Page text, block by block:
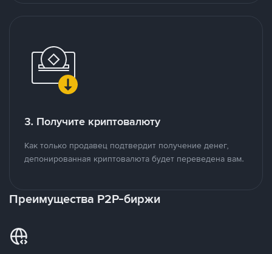
3. Получите криптовалюту
Как только продавец подтвердит получение денег,
депонированная криптовалюта будет переведена вам.
Преимущества P2P-биржи